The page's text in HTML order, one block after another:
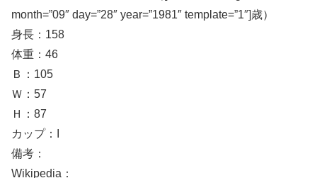
month=”09″ day=”28″ year=”1981″ template=”1″]歳）
身長：158
体重：46
Ｂ：105
Ｗ：57
Ｈ：87
カップ：I
備考：
Wikipedia：